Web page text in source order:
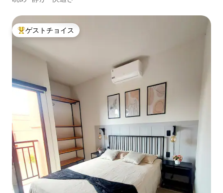
大好評のゲストチョイスです。
ゲストチョイス